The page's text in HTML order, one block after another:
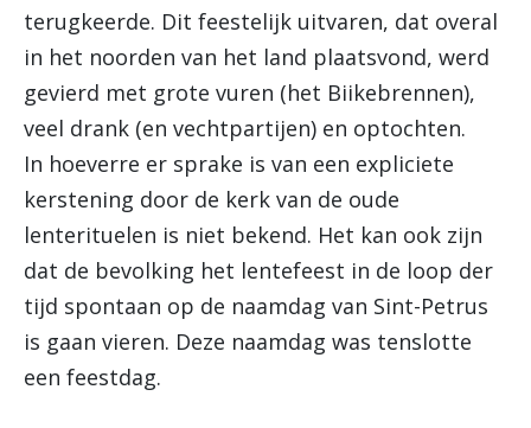
terugkeerde. Dit feestelijk uitvaren, dat overal
in het noorden van het land plaatsvond, werd
gevierd met grote vuren (het Biikebrennen),
veel drank (en vechtpartijen) en optochten.
In hoeverre er sprake is van een expliciete
kerstening door de kerk van de oude
lenterituelen is niet bekend. Het kan ook zijn
dat de bevolking het lentefeest in de loop der
tijd spontaan op de naamdag van Sint-Petrus
is gaan vieren. Deze naamdag was tenslotte
een feestdag.